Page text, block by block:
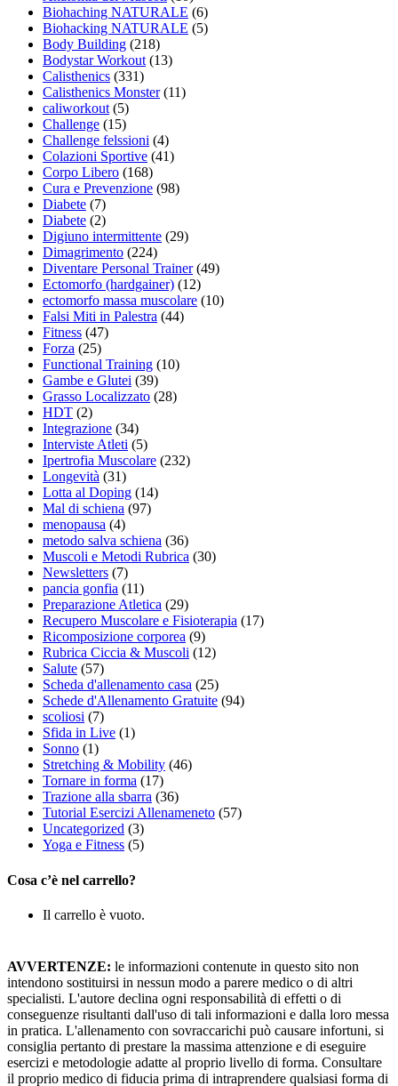
Biohaching NATURALE (6)
Biohacking NATURALE (5)
Body Building (218)
Bodystar Workout(13)
Calisthenics (331)
Calisthenics Monster(11)
caliworkout(5)
Challenge (15)
Challenge felssioni (4)
Colazioni Sportive (41)
Corpo Libero (168)
Cura e Prevenzione (98)
Diabete (7)
Diabete (2)
Digiuno intermittente (29)
Dimagrimento (224)
Diventare Personal Trainer(49)
Ectomorfo (hardgainer) (12)
ectomorfo massa muscolare (10)
Falsi Miti in Palestra (44)
Fitness (47)
Forza (25)
Functional Training (10)
Gambe e Glutei (39)
Grasso Localizzato (28)
HDT (2)
Integrazione (34)
Interviste Atleti (5)
Ipertrofia Muscolare (232)
Longevità (31)
Lotta al Doping (14)
Mal di schiena (97)
menopausa (4)
metodo salva schiena (36)
Muscoli e Metodi Rubrica (30)
Newsletters (7)
pancia gonfia (11)
Preparazione Atletica (29)
Recupero Muscolare e Fisioterapia (17)
Ricomposizione corporea (9)
Rubrica Ciccia & Muscoli (12)
Salute (57)
Scheda d'allenamento casa (25)
Schede d'Allenamento Gratuite (94)
scoliosi (7)
Sfida in Live (1)
Sonno (1)
Stretching & Mobility (46)
Tornare in forma (17)
Trazione alla sbarra (36)
Tutorial Esercizi Allenameneto (57)
Uncategorized (3)
Yoga e Fitness (5)
Cosa c’è nel carrello?
Il carrello è vuoto.
AVVERTENZE: le informazioni contenute in questo sito non
intendono sostituirsi in nessun modo a parere medico o di altri
specialisti. L'autore declina ogni responsabilità di effetti o di
conseguenze risultanti dall'uso di tali informazioni e dalla loro messa
in pratica. L'allenamento con sovraccarichi può causare infortuni, si
consiglia pertanto di prestare la massima attenzione e di eseguire
esercizi e metodologie adatte al proprio livello di forma. Consultare
il proprio medico di fiducia prima di intraprendere qualsiasi forma di